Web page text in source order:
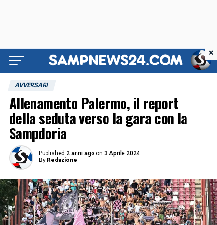
AVVERSARI
Allenamento Palermo, il report
della seduta verso la gara con la
Sampdoria
Published 2 anni ago on 3 Aprile 2024
By Redazione
×